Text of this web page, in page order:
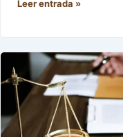
Leer entrada »
¿Quieres
que
tu
denuncia
prospere?
Invierte